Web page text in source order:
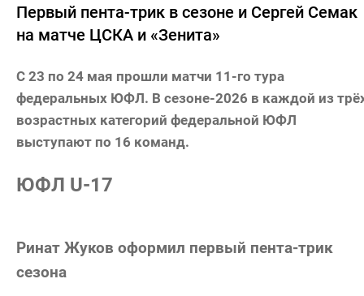
Первый пента-трик в сезоне и Сергей Семак
на матче ЦСКА и «Зенита»
С 23 по 24 мая прошли матчи 11-го тура
федеральных ЮФЛ. В сезоне-2026 в каждой из
возрастных категорий федеральной ЮФЛ
выступают по 16 команд.
ЮФЛ U-17
Ринат Жуков оформил первый пента-трик
сезона